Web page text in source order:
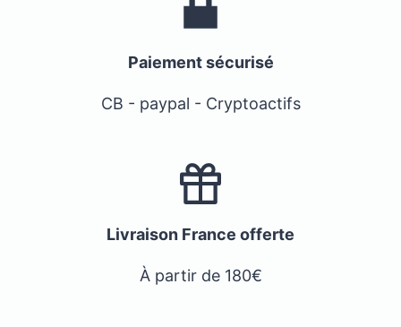
Paiement sécurisé
CB - paypal - Cryptoactifs
Livraison France offerte
À partir de 180€